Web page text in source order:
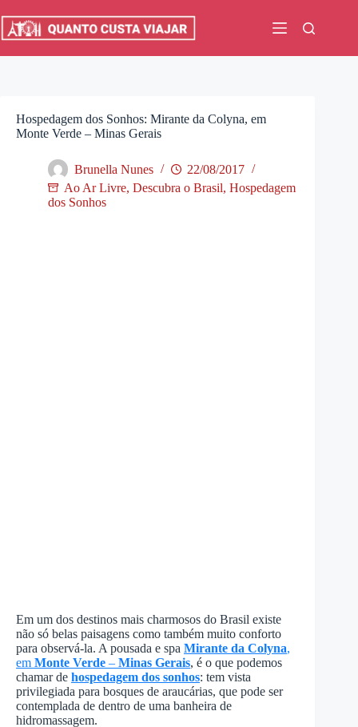
para
Hospedagem dos Sonhos: Mirante da Colyna, em
Monte Verde – Minas Gerais
Brunella Nunes
22/08/2017
Ao Ar Livre, Descubra o Brasil, Hospedagem
dos Sonhos
Em um dos destinos mais charmosos do Brasil existe
não só belas paisagens como também muito conforto
para observá-la. A pousada e spa Mirante da Colyna,
em Monte Verde – Minas Gerais, é o que podemos
chamar de hospedagem dos sonhos: tem vista
privilegiada para bosques de araucárias, que pode ser
contemplada de dentro de uma banheira de
hidromassagem.